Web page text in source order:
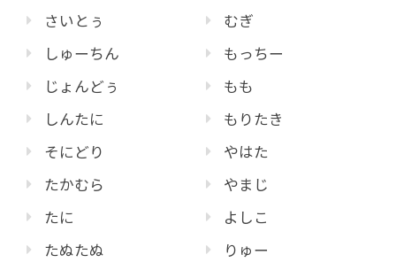
さいとぅ
しゅーちん
じょんどぅ
しんたに
そにどり
たかむら
たに
たぬたぬ
むぎ
もっちー
もも
もりたき
やはた
やまじ
よしこ
りゅー